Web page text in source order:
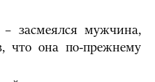
засмеялся мужчина,
что она по-прежнему